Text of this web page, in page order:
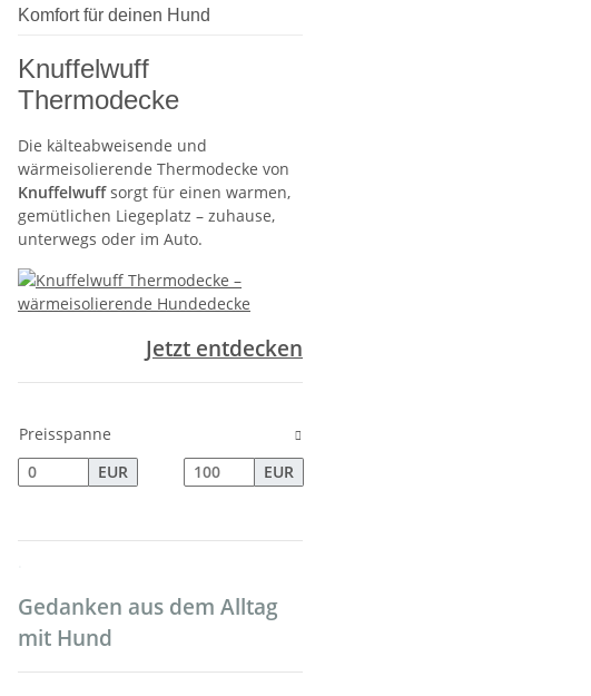
Komfort für deinen Hund
Knuffelwuff
Thermodecke
Die kälteabweisende und
wärmeisolierende Thermodecke von
Knuffelwuffsorgt für einen warmen,
gemütlichen Liegeplatz – zuhause,
unterwegs oder im Auto.
Jetzt entdecken
Preisspanne
EUR
EUR
Gedanken aus dem Alltag
mit Hund